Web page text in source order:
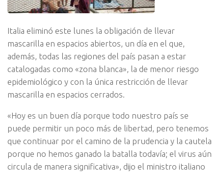
Italia eliminó este lunes la obligación de llevar
mascarilla en espacios abiertos, un día en el que,
además, todas las regiones del país pasan a estar
catalogadas como «zona blanca», la de menor riesgo
epidemiológico y con la única restricción de llevar
mascarilla en espacios cerrados.
«Hoy es un buen día porque todo nuestro país se
puede permitir un poco más de libertad, pero tenemos
que continuar por el camino de la prudencia y la cautela
porque no hemos ganado la batalla todavía; el virus aún
circula de manera significativa», dijo el ministro italiano